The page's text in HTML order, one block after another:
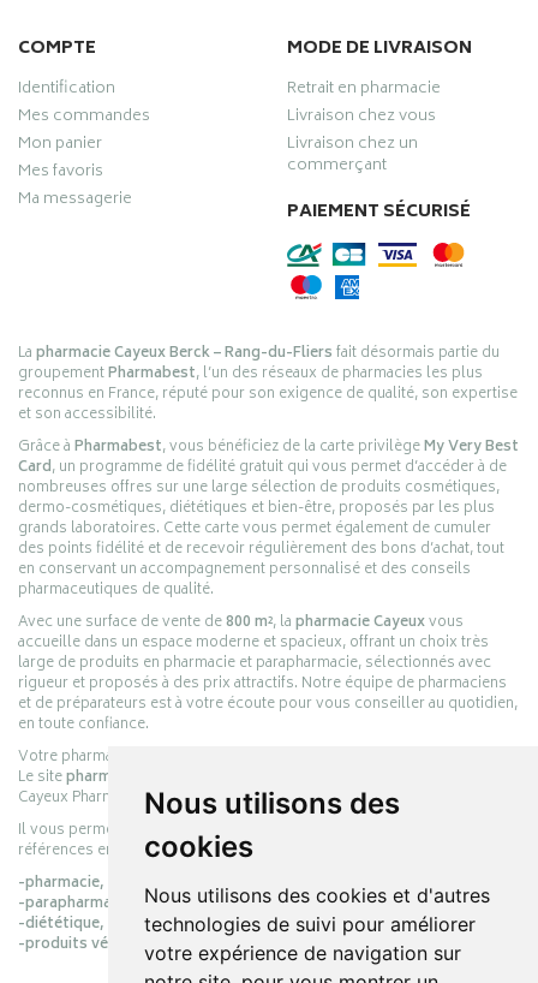
Nous utilisons des
cookies
Nous utilisons des cookies et d'autres
technologies de suivi pour améliorer
votre expérience de navigation sur
COMPTE
Identification
Mes commandes
Mon panier
Mes favoris
Ma messagerie
MODE DE LIVRAISON
Retrait en pharmacie
Livraison chez vous
Livraison chez un
commerçant
PAIEMENT SÉCURISÉ
Lapharmacie Cayeux Berck – Rang-du-Fliersfait désormais partie du
groupementPharmabest, l’un des réseaux de pharmacies les plus
reconnus en France, réputé pour son exigence de qualité, son expertise
et son accessibilité.
Grâce àPharmabest, vous bénéficiez de la carte privilègeMy Very Best
Card, un programme de fidélité gratuit qui vous permet d’accéder à de
nombreuses offres sur une large sélection de produits cosmétiques,
dermo-cosmétiques, diététiques et bien-être, proposés par les plus
grands laboratoires. Cette carte vous permet également de cumuler
des points fidélité et de recevoir régulièrement des bons d’achat, tout
en conservant un accompagnement personnalisé et des conseils
pharmaceutiques de qualité.
Avec une surface de vente de800 m², lapharmacie Cayeuxvous
accueille dans un espace moderne et spacieux, offrant un choix très
large de produits en pharmacie et parapharmacie, sélectionnés avec
rigueur et proposés à des prix attractifs. Notre équipe de pharmaciens
et de préparateurs est à votre écoute pour vous conseiller au quotidien,
en toute confiance.
Votre pharmacie en ligne :
Le sitepharmacie-cayeux.fr
Cayeux Pharmabest Berck-sur-Mer – Rang-du-Fliers.
Il vous permet de réaliser vos achats en ligne parmi des milliers de
références en :
-pharmacie,
-parapharmacie,
-diététique,
-produits vétérinaires.